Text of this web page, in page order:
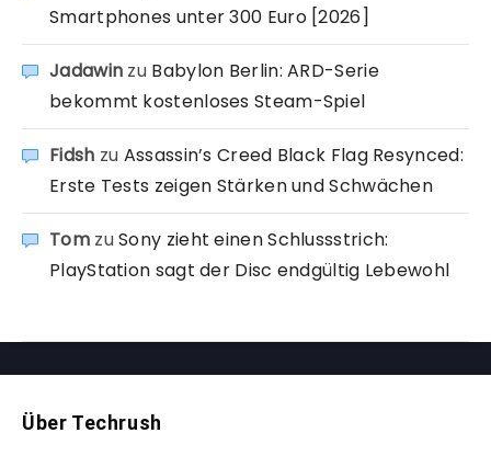
Smartphones unter 300 Euro [2026]
Jadawin zu Babylon Berlin: ARD-Serie
bekommt kostenloses Steam-Spiel
Fidsh zu Assassin’s Creed Black Flag Resynced:
Erste Tests zeigen Stärken und Schwächen
TomzuSony zieht einen Schlussstrich:
PlayStation sagt der Disc endgültig Lebewohl
Über Techrush